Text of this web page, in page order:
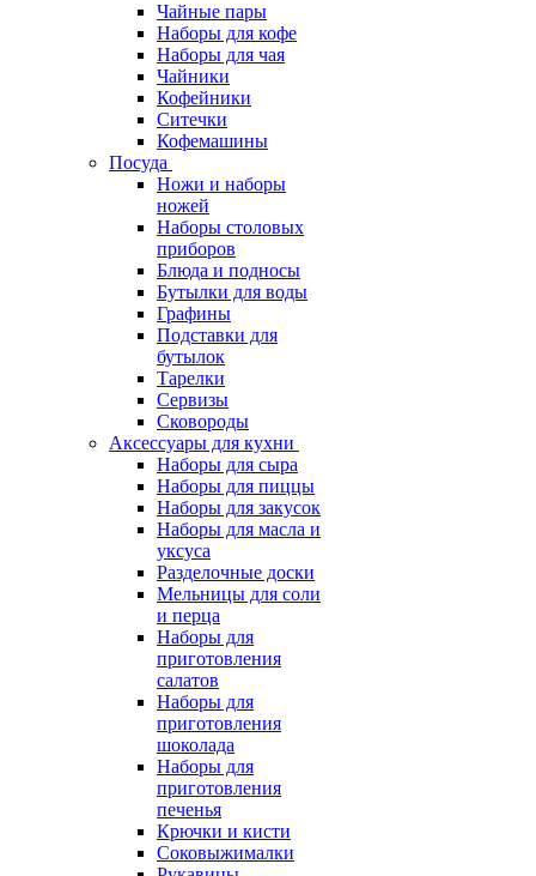
Чайные пары
Наборы для кофе
Наборы для чая
Чайники
Кофейники
Ситечки
Кофемашины
Посуда
Ножи и наборы
ножей
Наборы столовых
приборов
Блюда и подносы
Бутылки для воды
Графины
Подставки для
бутылок
Тарелки
Сервизы
Сковороды
Аксессуары для кухни
Наборы для сыра
Наборы для пиццы
Наборы для закусок
Наборы для масла и
уксуса
Разделочные доски
Мельницы для соли
и перца
Наборы для
приготовления
салатов
Наборы для
приготовления
шоколада
Наборы для
приготовления
печенья
Крючки и кисти
Соковыжималки